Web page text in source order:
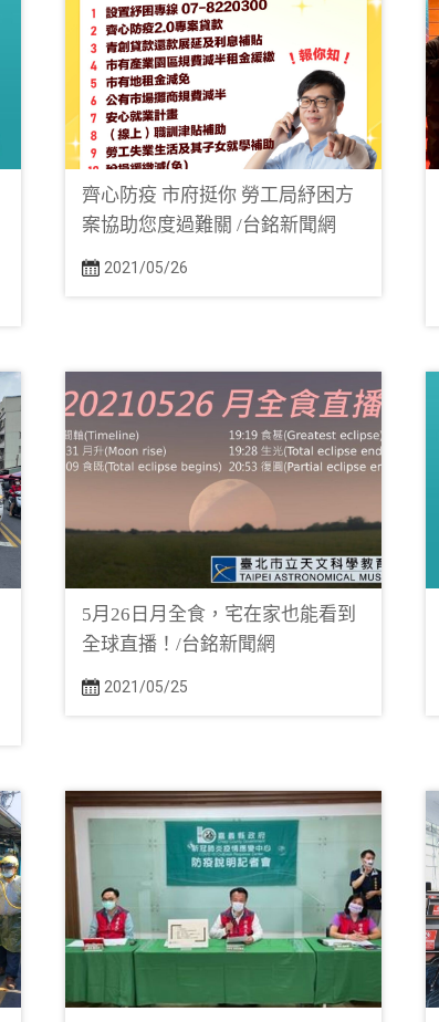
齊心防疫 市府挺你 勞工局紓困方
案協助您度過難關 /台銘新聞網
2021/05/26
5月26日月全食，宅在家也能看到
全球直播！/台銘新聞網
2021/05/25